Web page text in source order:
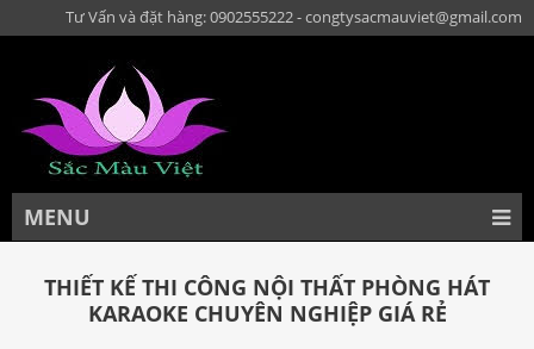
Tư Vấn và đặt hàng: 0902555222 - congtysacmauviet@gmail.com
MENU
THIẾT KẾ THI CÔNG NỘI THẤT PHÒNG HÁT
KARAOKE CHUYÊN NGHIỆP GIÁ RẺ